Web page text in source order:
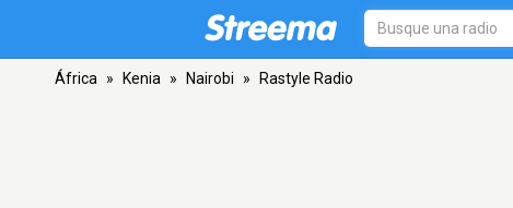
África » Kenia » Nairobi » Rastyle Radio